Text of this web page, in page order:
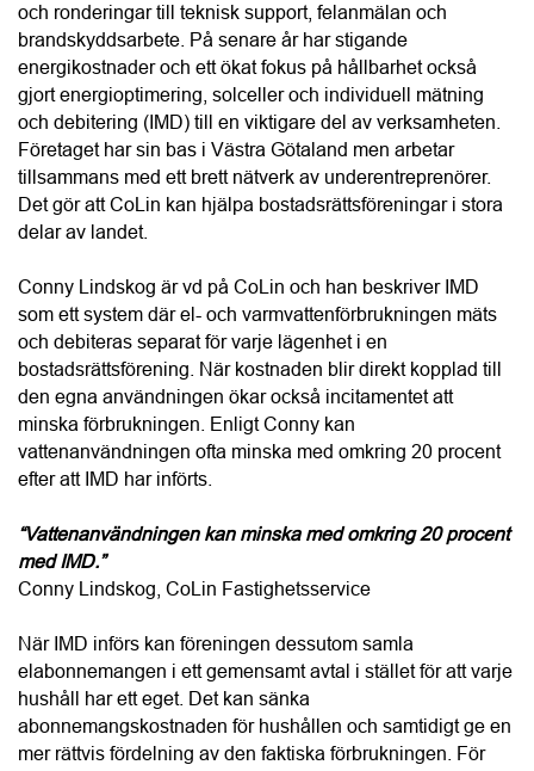
som ett system där el- och varmvattenförbrukningen mäts
och debiteras separat för varje lägenhet i en
bostadsrättsförening. När kostnaden blir direkt kopplad till
den egna användningen ökar också incitamentet att
minska förbrukningen. Enligt Conny kan
vattenanvändningen ofta minska med omkring 20 procent
efter att IMD har införts.
“Vattenanvändningen kan minska med omkring 20 procent
Conny Lindskog, CoLin Fastighetsservice
När IMD införs kan föreningen dessutom samla
elabonnemangen i ett gemensamt avtal i stället för att varje
hushåll har ett eget. Det kan sänka
abonnemangskostnaden för hushållen och samtidigt ge en
mer rättvis fördelning av den faktiska förbrukningen. För
bostadsrättsföreningen innebär systemet också bättre
stärka ekonomin över tid och bidra till ett högre
fastighetsvärde. Miljöaspekten är minst lika viktig, menar
Conny, eftersom föreningen får bättre förutsättningar att